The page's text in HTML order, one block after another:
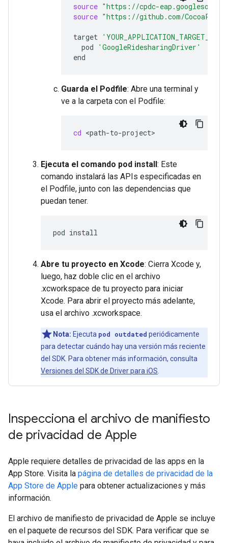
source "https://cpdc-
source "https://github.com/
target
pod
'GoogleRidesharingDriver'
Guarda el Podfile: Abre una terminal y
ve a la carpeta con el Podfile:
cd
Ejecuta el comando pod install: Este
comando instalará las APIs especificadas en
el Podfile, junto con las dependencias que
puedan tener.
pod
Abre tu proyecto en Xcode: Cierra Xcode y,
luego, haz doble clic en el archivo
.xcworkspace de tu proyecto para iniciar
Xcode. Para abrir el proyecto más adelante,
usa el archivo .xcworkspace.
Nota: Ejecuta pod outdated periódicamente
para detectar cuándo hay una versión más reciente
del SDK. Para obtener más información, consulta
Versiones del SDK de Driver para iOS
Inspecciona el archivo de manifiesto
de privacidad de Apple
Apple requiere detalles de privacidad de las apps en la
App Store. Visita la página de detalles de privacidad de la
App Store de Apple para obtener actualizaciones y más
información.
El archivo de manifiesto de privacidad de Apple se incluye
en el paquete de recursos del SDK. Para verificar que se